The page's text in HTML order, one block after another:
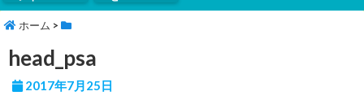
ホーム >
head_psa
2017年7月25日